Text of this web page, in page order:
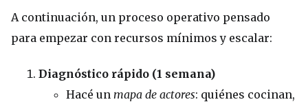
A continuación, un proceso operativo pensado
para empezar con recursos mínimos y escalar:
Diagnóstico rápido (1 semana)
Hacé un mapa de actores: quiénes cocinan,